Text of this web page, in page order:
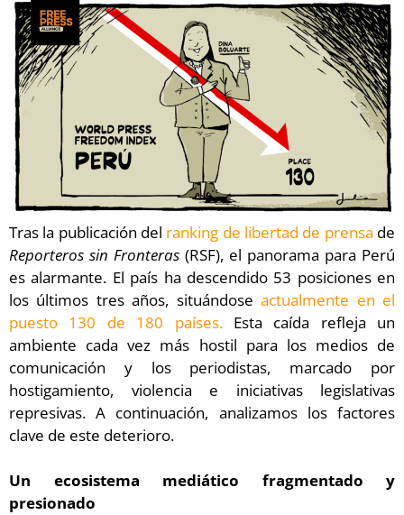
Tras la publicación del ranking de libertad de prensa de
Reporteros sin Fronteras (RSF), el panorama para Perú
es alarmante. El país ha descendido 53 posiciones en
los últimos tres años, situándoseactualmente en el
puesto 130 de 180 países.Esta caída refleja un
ambiente cada vez más hostil para los medios de
comunicación y los periodistas, marcado por
hostigamiento, violencia e iniciativas legislativas
represivas. A continuación, analizamos los factores
clave de este deterioro.
Un ecosistema mediático fragmentado y
presionado